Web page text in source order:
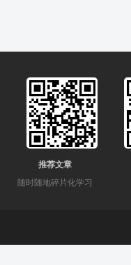
推荐文章
随时随地碎片化学习